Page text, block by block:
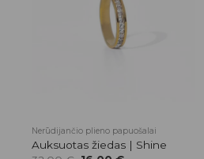
Nerūdijančio plieno papuošalai
Auksuotas žiedas | Shine